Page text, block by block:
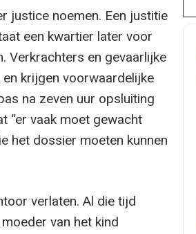
justice noemen. Een justitie
een kwartier later voor
Verkrachters en gevaarlijke
krijgen voorwaardelijke
na zeven uur opsluiting
“er vaak moet gewacht
het dossier moeten kunnen
verlaten. Al die tijd
van het kind